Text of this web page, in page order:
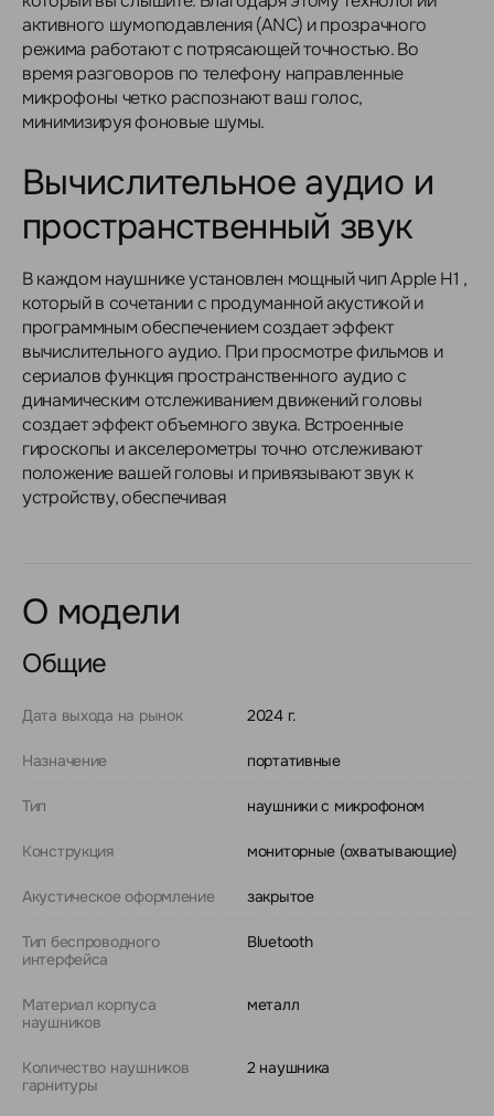
активного шумоподавления (ANC) и прозрачного
режима работают с потрясающей точностью. Во
время разговоров по телефону направленные
микрофоны четко распознают ваш голос,
минимизируя фоновые шумы.
Вычислительное аудио и
пространственный звук
В каждом наушнике установлен мощный чип Apple H1 ,
который в сочетании с продуманной акустикой и
программным обеспечением создает эффект
вычислительного аудио. При просмотре фильмов и
сериалов функция пространственного аудио с
динамическим отслеживанием движений головы
создает эффект объемного звука. Встроенные
гироскопы и акселерометры точно отслеживают
положение вашей головы и привязывают звук к
устройству, обеспечивая
О модели
Общие
Дата выхода на рынок 2024 г.
Назначение портативные
Тип наушники с микрофоном
Конструкция мониторные (охватывающие)
Акустическое оформление закрытое
Тип беспроводного
интерфейса
Bluetooth
Материал корпуса
наушников
металл
Количество наушников
гарнитуры
2 наушника